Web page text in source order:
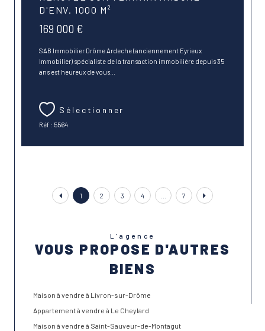
D'ENV. 1000 M²
169 000 €
SAB Immobilier Drôme Ardeche (anciennement Eyrieux
Immobilier) spécialiste de la transaction immobilière depuis 35
ans est heureux de vous...
Sélectionner
Réf : 5564
1 2 3 4 7
L'agence
VOUS PROPOSE D'AUTRES
BIENS
Maison à vendre à Livron-sur-Drôme
Appartement à vendre à Le Cheylard
Maison à vendre à Saint-Sauveur-de-Montagut